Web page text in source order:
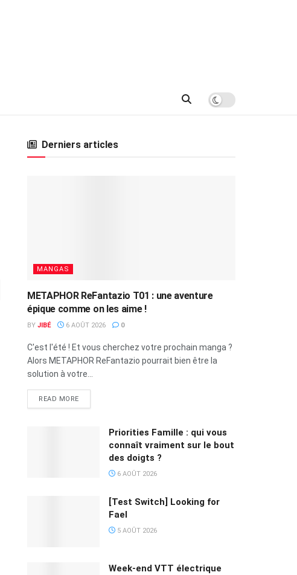
Derniers articles
MANGAS
METAPHOR ReFantazio T01 : une aventure
épique comme on les aime !
BY JIBÉ 6 AOÛT 2026 0
C'est l'été ! Et vous cherchez votre prochain manga ?
Alors METAPHOR ReFantazio pourrait bien être la
solution à votre...
READ MORE
Priorities Famille : qui vous
connaît vraiment sur le bout
des doigts ?
6 AOÛT 2026
[Test Switch] Looking for
Fael
5 AOÛT 2026
Week-end VTT électrique